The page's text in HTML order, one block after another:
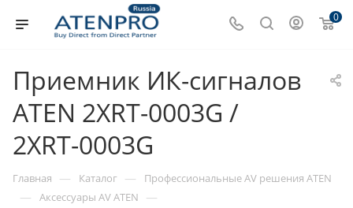
0
Приемник ИК-сигналов
ATEN 2XRT-0003G /
2XRT-0003G
Главная — Каталог — Профессиональные AV решения ATEN
— Аксессуары AV ATEN —